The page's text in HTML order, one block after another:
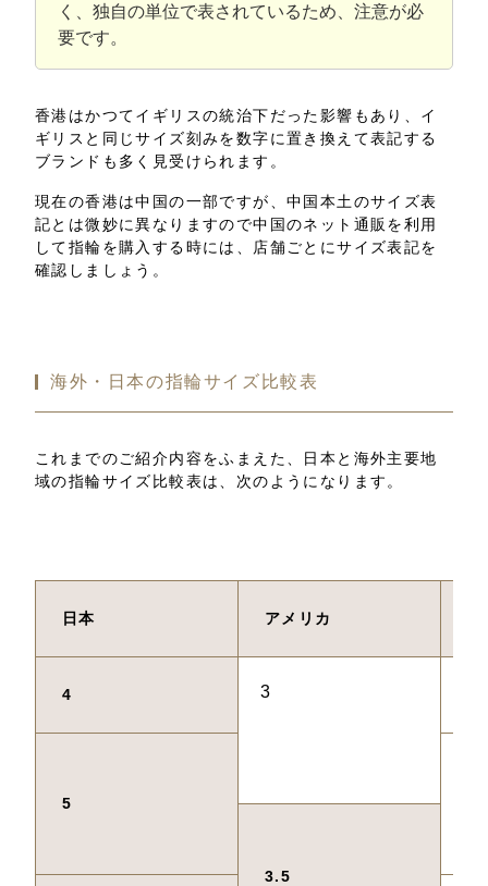
く、独自の単位で表されているため、注意が必
要です。
香港はかつてイギリスの統治下だった影響もあり、イ
ギリスと同じサイズ刻みを数字に置き換えて表記する
ブランドも多く見受けられます。
現在の香港は中国の一部ですが、中国本土のサイズ表
記とは微妙に異なりますので中国のネット通販を利用
して指輪を購入する時には、店舗ごとにサイズ表記を
確認しましょう。
海外・日本の指輪サイズ比較表
これまでのご紹介内容をふまえた、日本と海外主要地
域の指輪サイズ比較表は、次のようになります。
日本 アメリカ
4 3
5
3.5